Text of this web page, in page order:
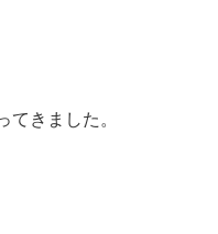
きました。